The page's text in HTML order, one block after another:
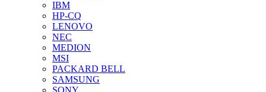
IBM
HP-CQ
LENOVO
NEC
MEDION
MSI
PACKARD BELL
SAMSUNG
SONY